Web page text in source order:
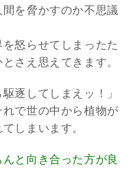
を脅かすのか不思議
怒らせてしまったた
さえ思えてきます。
逐してしまえッ！」
で世の中から植物が
しまいます。
と向き合った方が良